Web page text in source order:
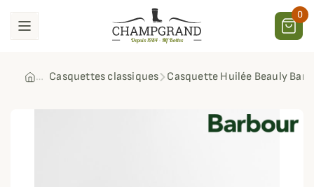
0
Casquettes classiques Casquette Huilée Beauly